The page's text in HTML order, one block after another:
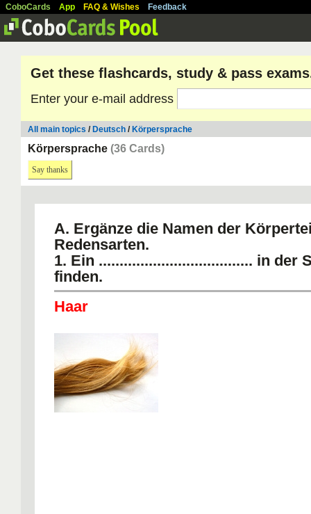
CoboCards App FAQ & Wishes Feedback
Get these flashcards, study & pass
Enter your e-mail address
All main topics / Deutsch / Körpersprache
Körpersprache (36 Cards)
Say thanks
A. Ergänze die Namen der
Redensarten.
1. Ein ..................................... in der
finden.
Haar